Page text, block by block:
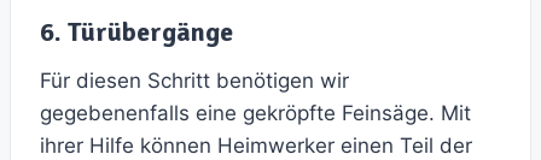
6. Türübergänge
Für diesen Schritt benötigen wir
gegebenenfalls eine gekröpfte Feinsäge. Mit
ihrer Hilfe können Heimwerker einen Teil der